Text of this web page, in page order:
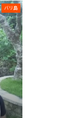
バリ島